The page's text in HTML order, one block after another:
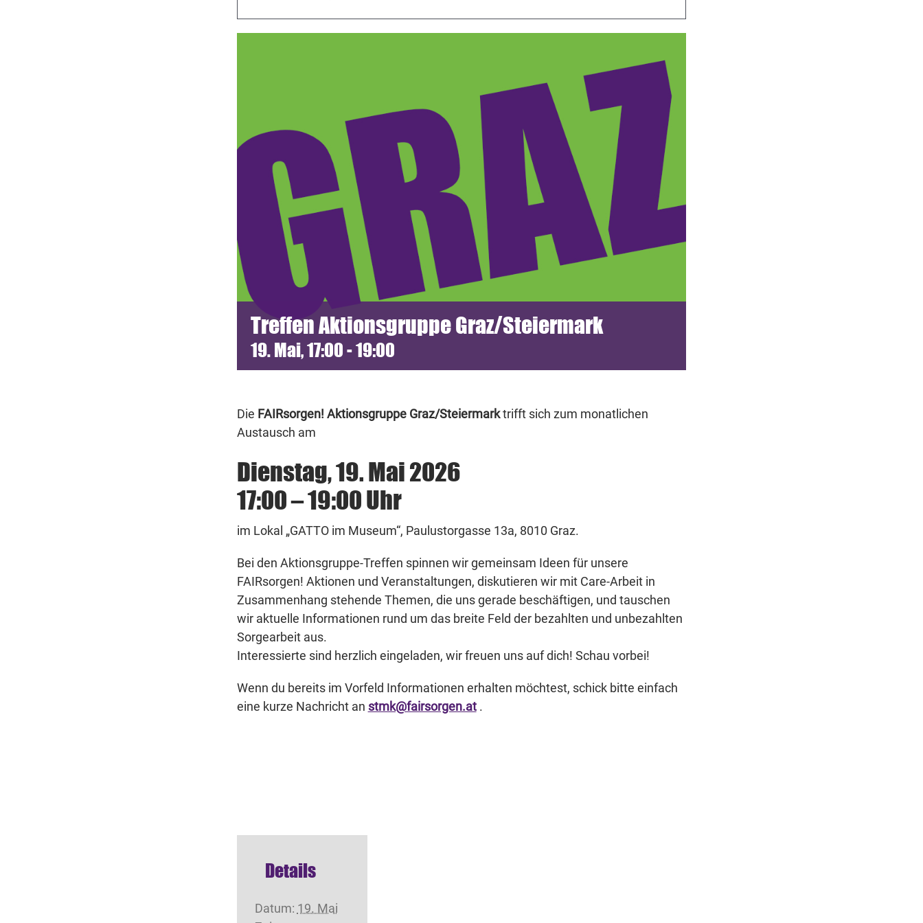
Treffen Aktionsgruppe Graz/Steiermark
19. Mai, 17:00-19:00
Die FAIRsorgen! Aktionsgruppe Graz/Steiermarktrifft sich zum monatlichen
Austausch am
Dienstag, 19. Mai 2026
17:00 – 19:00 Uhr
im Lokal „GATTO im Museum“, Paulustorgasse 13a, 8010 Graz.
Bei den Aktionsgruppe-Treffen spinnen wir gemeinsam Ideen für unsere
FAIRsorgen! Aktionen und Veranstaltungen, diskutieren wir mit Care-Arbeit in
Zusammenhang stehende Themen, die uns gerade beschäftigen, und tauschen
wir aktuelle Informationen rund um das breite Feld der bezahlten und unbezahlten
Sorgearbeit aus.
Interessierte sind herzlich eingeladen, wir freuen uns auf dich! Schau vorbei!
Wenn du bereits im Vorfeld Informationen erhalten möchtest, schick bitte einfach
eine kurze Nachricht an stmk@fairsorgen.at.
Details
Datum: 19. Mai